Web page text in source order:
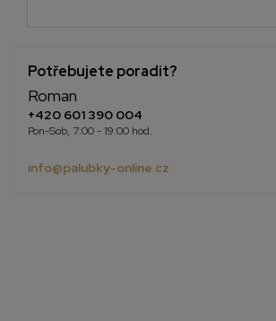
Potřebujete poradit?
Roman
+420 601 390 004
Pon-Sob, 7:00 - 19:00 hod.
info@palubky-online.cz